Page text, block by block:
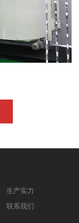
生产实力
联系我们